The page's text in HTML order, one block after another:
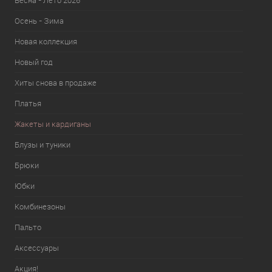
Осень - Зима
Новая коллекция
Новый год
Хиты снова в продаже
Платья
Жакеты и кардиганы
Блузы и туники
Брюки
Юбки
Комбинезоны
Пальто
Аксессуары
Акция!